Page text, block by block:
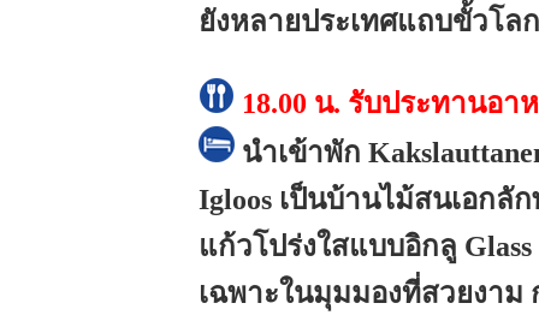
ยังหลายประเทศแถบขั้วโล
18.00 น. รับประทานอา
นำเข้าพัก
Igloos เป็นบ้านไม้สนเอก
แก้วโปร่งใสแบบอิกลู
เฉพาะในมุมมองที่สวยงาม